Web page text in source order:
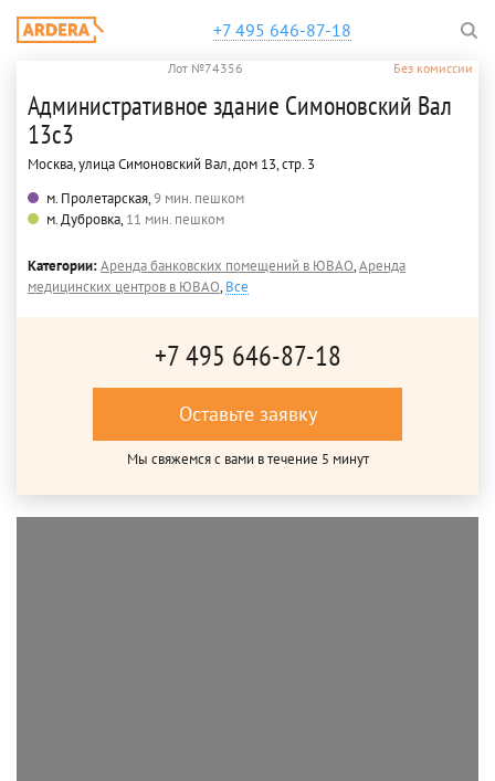
+7 495 646-87-18
Лот №74356 Без комиссии
Административное здание Симоновский Вал
13с3
Москва, улица Симоновский Вал, дом 13, стр. 3
м. Пролетарская,9 мин. пешком
м. Дубровка,11 мин. пешком
Категории:Аренда банковских помещений в ЮВАО,Аренда
медицинских центров в ЮВАО,Все
+7 495 646-87-18
Оставьте заявку
Мы свяжемся с вами в течение 5 минут